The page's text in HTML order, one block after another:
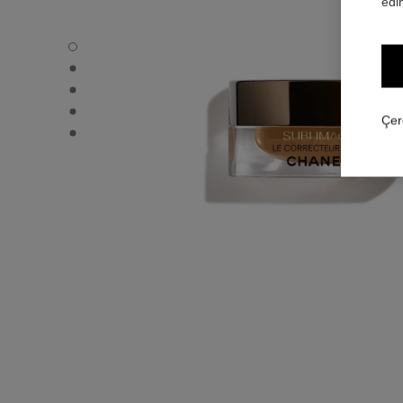
SUBLIMAGE LE CORRECTEUR YEUX - Varsayılan
SUBLIMAGE LE CORRECTEUR YEUX - Alternatif görünüm
SUBLIMAGE LE CORRECTEUR YEUX - Temel doku
SUBLIMAGE LE CORRECTEUR YEUX -
SUBLIMAGE LE CORRECTEUR YEUX -